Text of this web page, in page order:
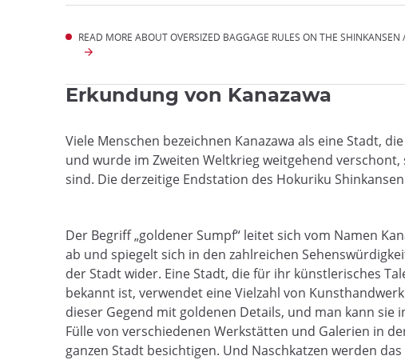
READ MORE ABOUT OVERSIZED BAGGAGE RULES ON THE SHINKANSEN
Erkundung von Kanazawa
Viele Menschen bezeichnen Kanazawa als eine Stadt,
und wurde im Zweiten Weltkrieg weitgehend
sind. Die derzeitige Endstation des Hokuriku
Der Begriff „goldener Sumpf“ leitet sich vom Namen
ab und spiegelt sich in den zahlreichen
der Stadt wider. Eine Stadt, die für ihr künstlerisches
bekannt ist, verwendet eine Vielzahl von
dieser Gegend mit goldenen Details, und man kann sie
Fülle von verschiedenen Werkstätten und Galerien in
ganzen Stadt besichtigen. Und Naschkatzen werden das